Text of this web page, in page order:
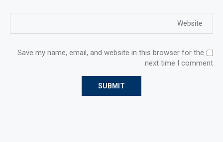
Save my name, email, and website in this browser for the
next time I comment.